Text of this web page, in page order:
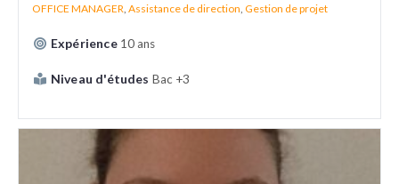
OFFICE MANAGER Assistance de direction Gestion de projet
Expérience 10 ans
Niveau d'études Bac +3